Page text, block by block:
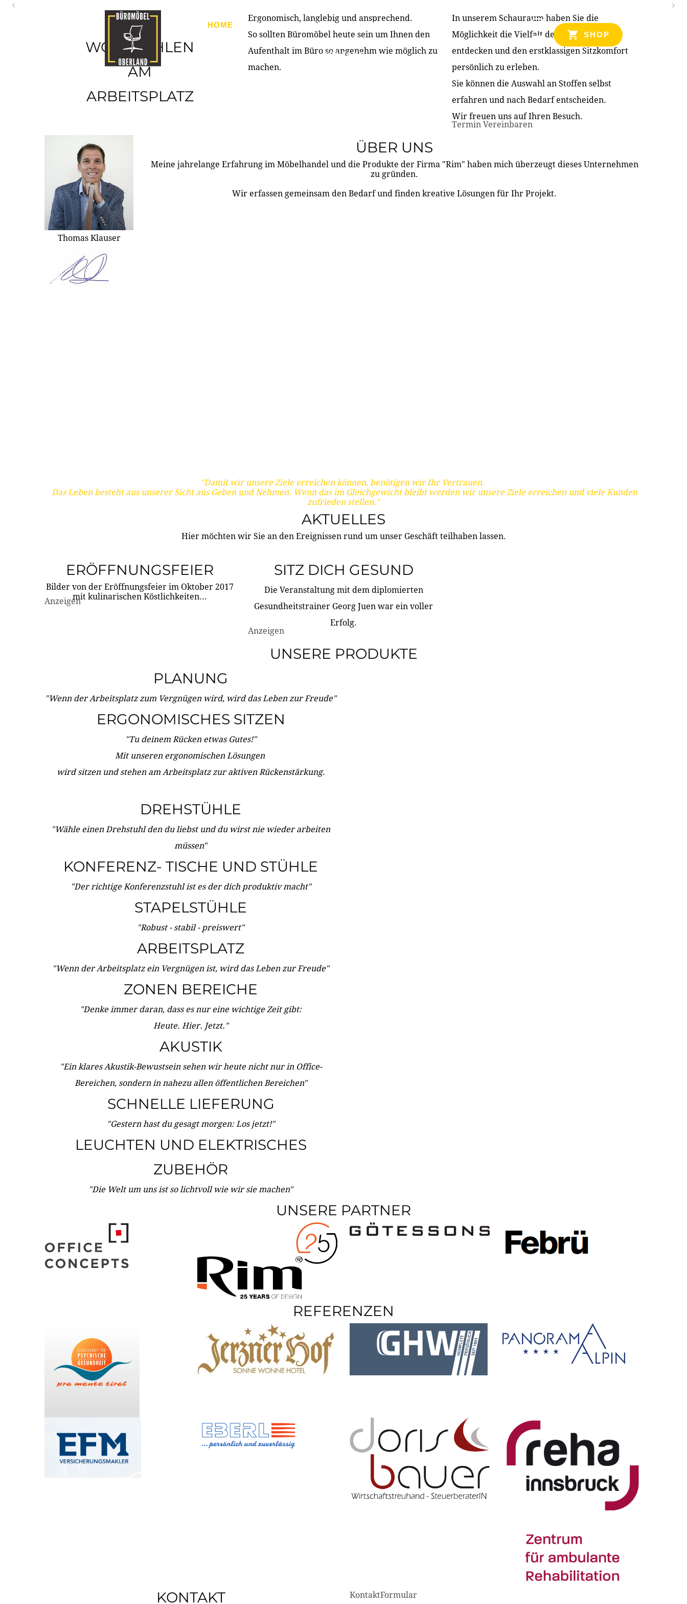
HOME PRODUKTE ÜBER UNS PARTNER & REFERENZEN
KONTAKT
SHOP
WOHLFÜHLEN
AM
ARBEITSPLATZ
Ergonomisch, langlebig und ansprechend.
So sollten Büromöbel heute sein um Ihnen den
Aufenthalt im Büro so angenehm wie möglich zu
machen.
In unserem Schauraum haben Sie die
Möglichkeit die Vielfalt der Produkte zu
entdecken und den erstklassigen Sitzkomfort
persönlich zu erleben.
Sie können die Auswahl an Stoffen selbst
erfahren und nach Bedarf entscheiden.
Wir freuen uns auf Ihren Besuch.
Termin Vereinbaren
Thomas Klauser
ÜBER UNS
Meine jahrelange Erfahrung im Möbelhandel und die Produkte der Firma "Rim" haben mich überzeugt dieses Unternehmen
zu gründen.
Wir erfassen gemeinsam den Bedarf und finden kreative Lösungen für Ihr Projekt.
"Damit wir unsere Ziele erreichen können, benötigen wir Ihr Vertrauen.
Das Leben besteht aus unserer Sicht aus Geben und Nehmen. Wenn das im Gleichgewicht bleibt werden wir unsere Ziele erreichen und viele Kunden
zufrieden stellen."
AKTUELLES
Hier möchten wir Sie an den Ereignissen rund um unser Geschäft teilhaben lassen.
ERÖFFNUNGSFEIER
Bilder von der Eröffnungsfeier im Oktober 2017
mit kulinarischen Köstlichkeiten...
Anzeigen
SITZ DICH GESUND
Die Veranstaltung mit dem diplomierten
Gesundheitstrainer Georg Juen war ein voller
Erfolg.
Anzeigen
UNSERE PRODUKTE
PLANUNG
"Wenn der Arbeitsplatz zum Vergnügen wird, wird das Leben zur Freude"
ERGONOMISCHES SITZEN
"Tu deinem Rücken etwas Gutes!"
Mit unseren ergonomischen Lösungen
wird sitzen und stehen am Arbeitsplatz zur aktiven Rückenstärkung.
DREHSTÜHLE
"Wähle einen Drehstuhl den du liebst und du wirst nie wieder arbeiten
müssen"
KONFERENZ- TISCHE UND STÜHLE
"Der richtige Konferenzstuhl ist es der dich produktiv macht"
STAPELSTÜHLE
"Robust - stabil - preiswert"
ARBEITSPLATZ
"Wenn der Arbeitsplatz ein Vergnügen ist, wird das Leben zur Freude"
ZONEN BEREICHE
"Denke immer daran, dass es nur eine wichtige Zeit gibt:
Heute. Hier. Jetzt."
AKUSTIK
"Ein klares Akustik-Bewustsein sehen wir heute nicht nur in Office-
Bereichen, sondern in nahezu allen öffentlichen Bereichen"
SCHNELLE LIEFERUNG
"Gestern hast du gesagt morgen: Los jetzt!"
LEUCHTEN UND ELEKTRISCHES
ZUBEHÖR
"Die Welt um uns ist so lichtvoll wie wir sie machen"
UNSERE PARTNER
REFERENZEN
KONTAKT KontaktFormular